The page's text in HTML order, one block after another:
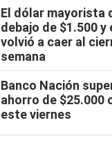
El dólar mayorista
debajo de $1.500 y
volvió a caer al
semana
Banco Nación
ahorro de $25.000
este viernes